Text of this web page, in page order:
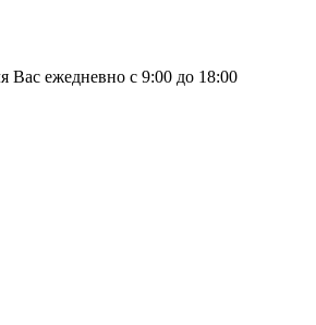
Вас ежедневно с 9:00 до 18:00